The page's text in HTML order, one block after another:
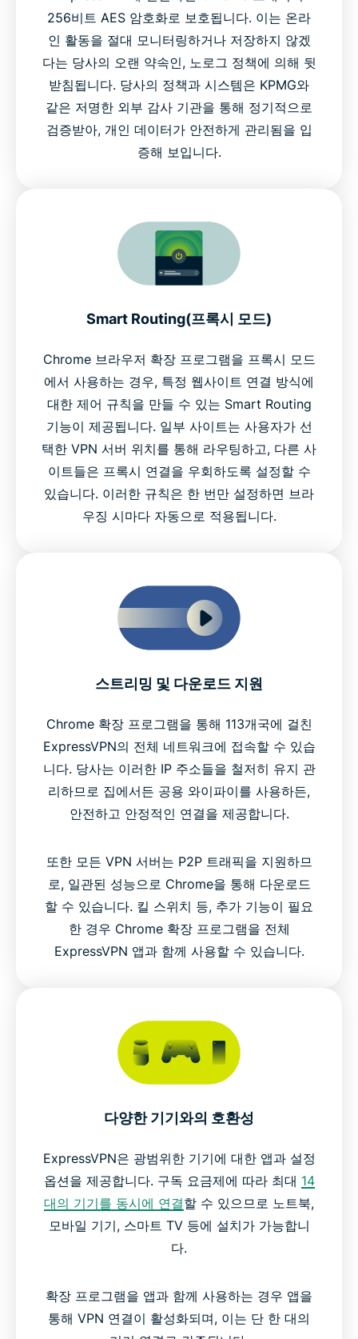
256비트 AES 암호화로 보호됩니다. 이는 온라
인 활동을 절대 모니터링하거나 저장하지 않겠
다는 당사의 오랜 약속인, 노로그 정책에 의해 뒷
받침됩니다. 당사의 정책과 시스템은 KPMG와
같은 저명한 외부 감사 기관을 통해 정기적으로
검증받아, 개인 데이터가 안전하게 관리됨을 입
증해 보입니다.
Smart Routing(프록시 모드)
Chrome 브라우저 확장 프로그램을 프록시 모드
에서 사용하는 경우, 특정 웹사이트 연결 방식에
대한 제어 규칙을 만들 수 있는 Smart Routing
기능이 제공됩니다. 일부 사이트는 사용자가 선
택한 VPN 서버 위치를 통해 라우팅하고, 다른 사
이트들은 프록시 연결을 우회하도록 설정할 수
있습니다. 이러한 규칙은 한 번만 설정하면 브라
우징 시마다 자동으로 적용됩니다.
스트리밍 및 다운로드 지원
Chrome 확장 프로그램을 통해 113개국에 걸친
ExpressVPN의 전체 네트워크에 접속할 수 있습
니다. 당사는 이러한 IP 주소들을 철저히 유지 관
리하므로 집에서든 공용 와이파이를 사용하든,
안전하고 안정적인 연결을 제공합니다.
또한 모든 VPN 서버는 P2P 트래픽을 지원하므
로, 일관된 성능으로 Chrome을 통해 다운로드
할 수 있습니다. 킬 스위치 등, 추가 기능이 필요
한 경우 Chrome 확장 프로그램을 전체
ExpressVPN 앱과 함께 사용할 수 있습니다.
다양한 기기와의 호환성
ExpressVPN은 광범위한 기기에 대한 앱과 설정
옵션을 제공합니다. 구독 요금제에 따라 최대 14
대의 기기를 동시에 연결할 수 있으므로 노트북,
모바일 기기, 스마트 TV 등에 설치가 가능합니
다.
확장 프로그램을 앱과 함께 사용하는 경우 앱을
통해 VPN 연결이 활성화되며, 이는 단 한 대의